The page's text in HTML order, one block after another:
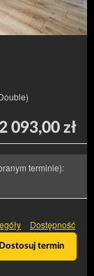
093,00 zł
terminie):
Dostępność
Dostosuj termin